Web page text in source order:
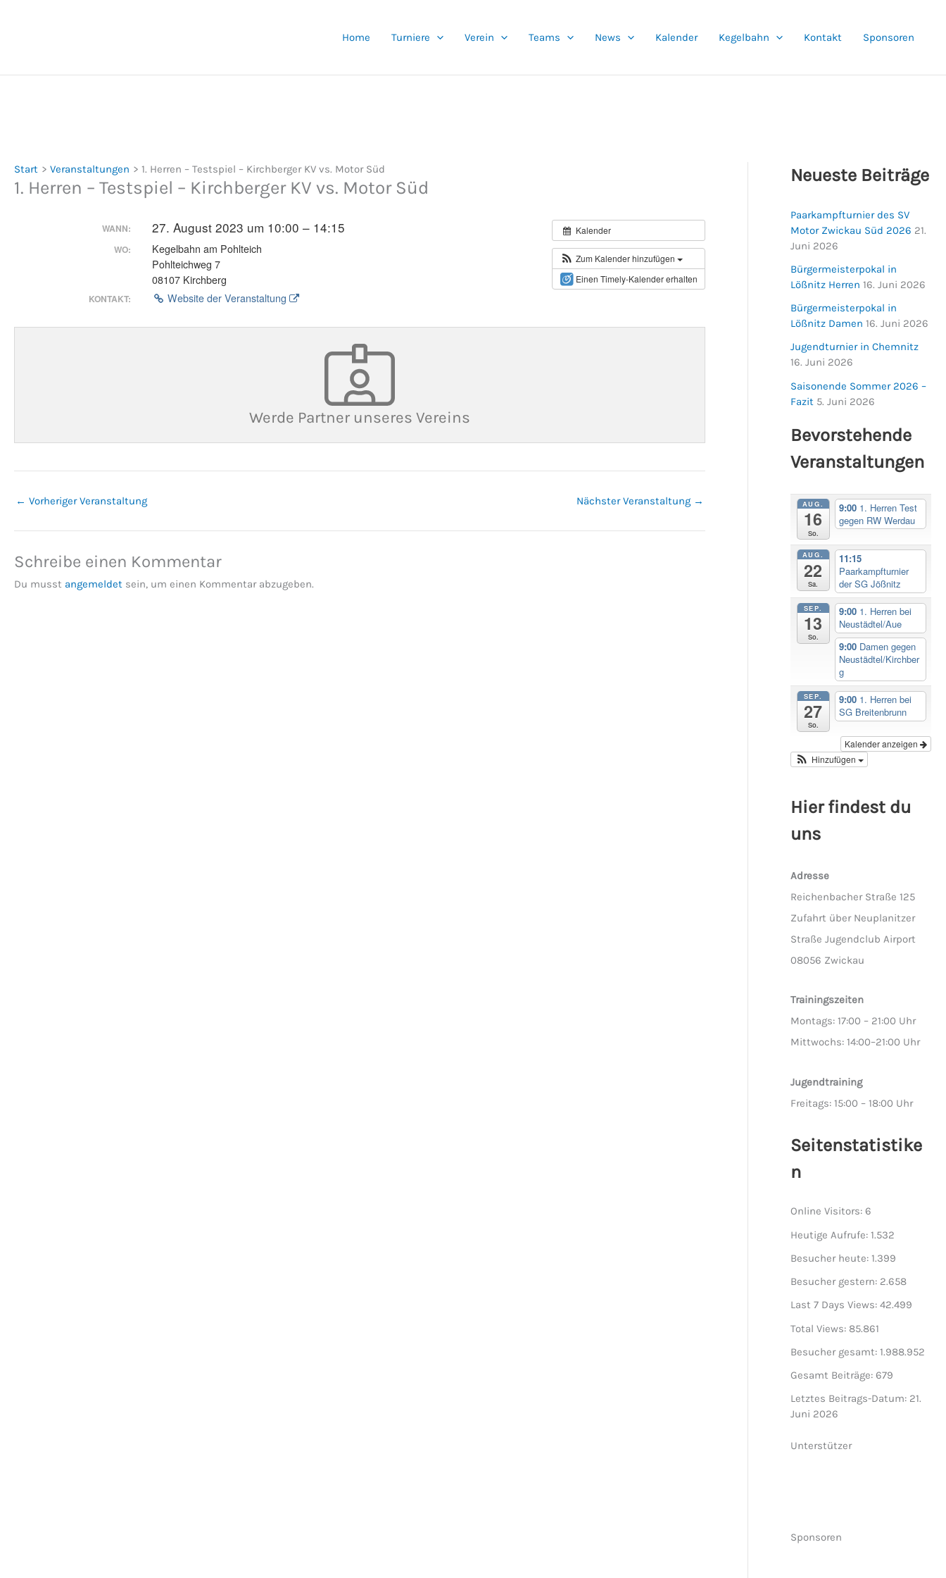
Home Turniere Verein Teams News Kalender Kegelbahn Kontakt Sponsoren
Start Veranstaltungen 1. Herren – Testspiel – Kirchberger KV vs. Motor Süd
1. Herren – Testspiel – Kirchberger KV vs. Motor Süd
Kalender
Zum Kalender hinzufügen
Einen Timely-Kalender erhalten
WANN: 27. August 2023 um 10:00 – 14:15
WO:
Kegelbahn am Pohlteich
Pohlteichweg 7
08107 Kirchberg
KONTAKT: Website der Veranstaltung
Werde Partner unseres Vereins
← Vorheriger Veranstaltung Nächster Veranstaltung →
Schreibe einen Kommentar
Du musst angemeldet sein, um einen Kommentar abzugeben.
Neueste Beiträge
Paarkampfturnier des SV
Motor Zwickau Süd 2026 21.
Juni 2026
Bürgermeisterpokal in
Lößnitz Herren 16. Juni 2026
Bürgermeisterpokal in
Lößnitz Damen 16. Juni 2026
Jugendturnier in Chemnitz
16. Juni 2026
Saisonende Sommer 2026 –
Fazit 5. Juni 2026
Bevorstehende
Veranstaltungen
AUG.
16
So.
9:00 1. Herren Test
gegen RW Werdau
AUG.
22
Sa.
11:15
Paarkampfturnier
der SG Jößnitz
SEP.
13
So.
9:00 1. Herren bei
Neustädtel/Aue
9:00 Damen gegen
Neustädtel/Kirchber
g
SEP.
27
So.
9:00 1. Herren bei
SG Breitenbrunn
Kalender anzeigen
Hinzufügen
Hier findest du
uns
Adresse
Reichenbacher Straße 125
Zufahrt über Neuplanitzer
Straße Jugendclub Airport
08056 Zwickau
Trainingszeiten
Montags: 17:00 – 21:00 Uhr
Mittwochs: 14:00–21:00 Uhr
Jugendtraining
Freitags: 15:00 – 18:00 Uhr
Seitenstatistike
n
Online Visitors:6
Heutige Aufrufe:1.532
Besucher heute:1.399
Besucher gestern: 2.658
Last 7 Days Views:42.499
Total Views: 85.861
Besucher gesamt:1.988.952
Gesamt Beiträge:679
Letztes Beitrags-Datum: 21.
Juni 2026
Unterstützer
Sponsoren